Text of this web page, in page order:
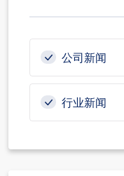
公司新闻
行业新闻